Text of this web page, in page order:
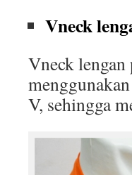
Vneck
Vneck lengan
V, sehingga